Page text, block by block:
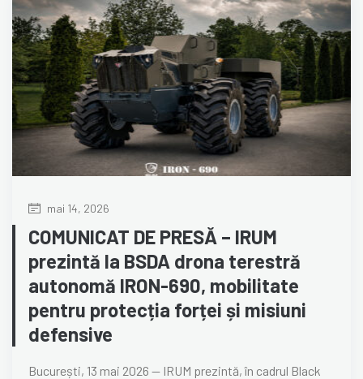
mai 14, 2026
COMUNICAT DE PRESĂ – IRUM
prezintă la BSDA drona terestră
autonomă IRON-690, mobilitate
pentru protecția forței și misiuni
defensive
București, 13 mai 2026 — IRUM prezintă, în cadrul Black